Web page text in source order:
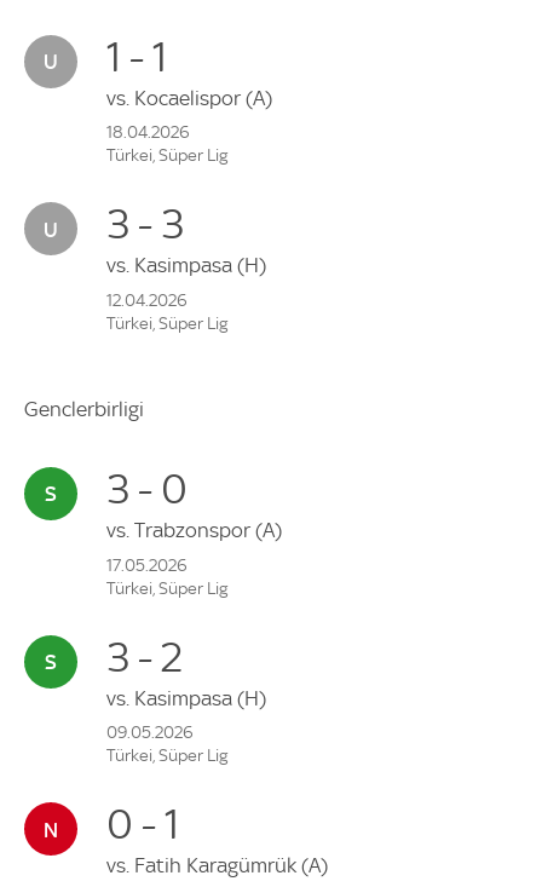
1 - 1
vs. Kocaelispor (A)
18.04.2026
Türkei, Süper Lig
3 - 3
vs. Kasimpasa (H)
12.04.2026
Türkei, Süper Lig
Genclerbirligi
3 - 0
vs. Trabzonspor (A)
17.05.2026
Türkei, Süper Lig
3 - 2
vs. Kasimpasa (H)
09.05.2026
Türkei, Süper Lig
0 - 1
vs. Fatih Karagümrük (A)